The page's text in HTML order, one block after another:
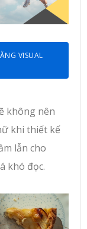
VISUAL
không nên
khi thiết kế
lẫn cho
khó đọc.